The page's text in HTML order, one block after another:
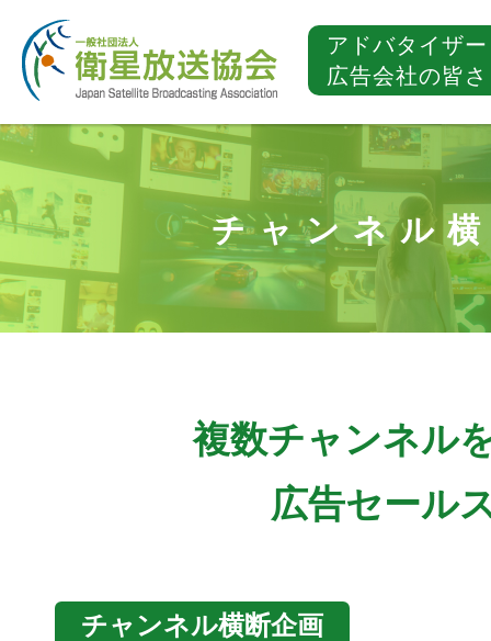
アドバタイザ
広告会社の皆
チャンネル
複数チャンネル
広告セール
チャンネル横断企画